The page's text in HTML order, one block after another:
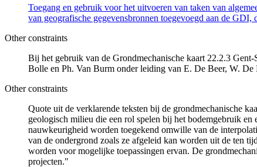
Toegang en gebruik voor het uitvoeren van taken van
van geografische gegevensbronnen toegevoegd aan de
Other constraints
Bij het gebruik van de Grondmechanische kaart 22.2.3
Bolle en Ph. Van Burm onder leiding van E. De Beer, W. De
Other constraints
Quote uit de verklarende teksten bij de grondmechanische
geologisch milieu die een rol spelen bij het bodemgebruik
nauwkeurigheid worden toegekend omwille van de
van de ondergrond zoals ze afgeleid kan worden uit de ten
worden voor mogelijke toepassingen ervan. De
projecten."